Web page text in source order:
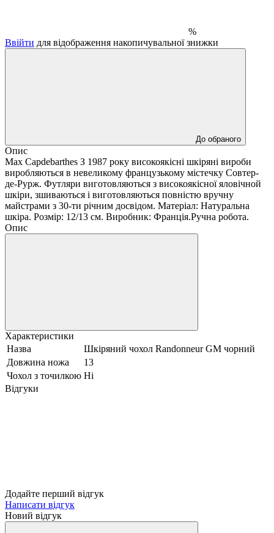
%
Ввійти для відображення накопичувальної знижки
До обраного
Опис
Max Capdebarthes З 1987 року високоякісні шкіряні вироби
виробляються в невеликому французькому містечку Совтер-
де-Рурж. Футляри виготовляються з високоякісної яловічной
шкіри, зшиваються і виготовляються повністю вручну
майстрами з 30-ти річним досвідом. Матеріал: Натуральна
шкіра. Розмір: 12/13 см. Виробник: Франція.Ручна робота.
Опис
Характеристики
Назва
Шкіряний чохол Randonneur GM чорний
Довжина ножа
13
Чохол з точилкою Ні
Відгуки
Додайте перший відгук
Написати відгук
Новий відгук